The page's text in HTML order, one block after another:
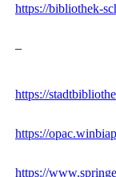
https://bibliothek-
–
https://
https://
https://